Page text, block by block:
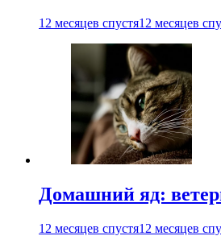
12 месяцев спустя12 месяцев
Домашний яд:
12 месяцев спустя12 месяцев